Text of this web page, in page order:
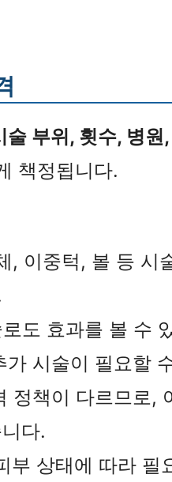
술 부위, 횟수, 병원
책정됩니다.
, 이중턱, 볼 등 시
도 효과를 볼 수
시술이 필요할
정책이 다르므로,
다.
부 상태에 따라 필